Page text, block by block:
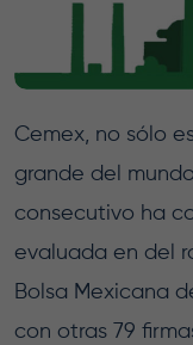
Cemex, no sólo
grande del
consecutivo ha
evaluada en del
Bolsa Mexicana
con otras 79